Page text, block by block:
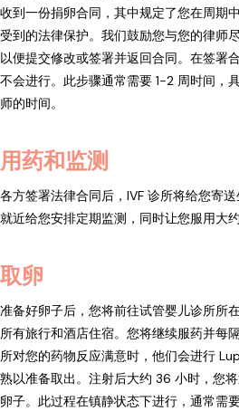
收到一份捐卵合同，其中规定了您在周期
受到的法律保护。我们鼓励您与您的律师
以便提交修改或签署并返回合同。在签署
不会进行。此步骤通常需要 1-2 周时间，
师的时间。
用药和监测
各方签署法律合同后，IVF 诊所将给您寄
就近给您安排定期监测，同时让您服用大
取卵​
准备好卵子后，您将前往试管婴儿诊所所
所有旅行和酒店住宿。您将继续服药并每
所对您的药物反应满意时，他们会进行
熟以准备取出。注射后大约 36 小时，您
卵子。此过程在镇静状态下进行，通常需